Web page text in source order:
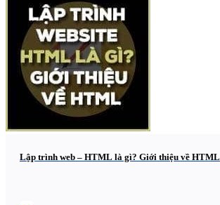
Lập trình web – HTML là gì? Giới thiệu về HTML